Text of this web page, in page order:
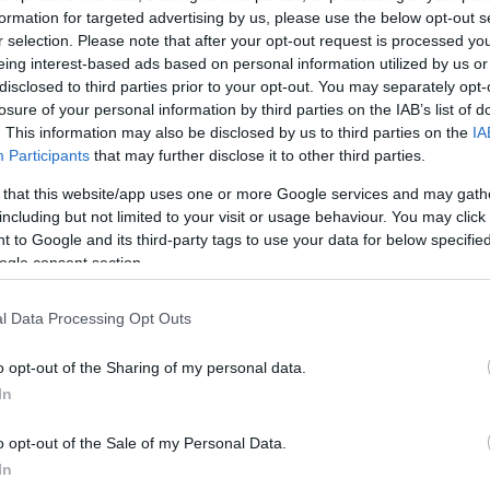
for targeted advertising by us, please use the below opt-out
selection. Please note that after your opt-out request is processed
interest-based ads based on personal information utilized by us
to third parties prior to your opt-out. You may separately
of your personal information by third parties on the IAB’s list of
This information may also be disclosed by us to third parties on the
Participants that may further disclose it to other third parties.
that this website/app uses one or more Google services and may
but not limited to your visit or usage behaviour. You may
to Google and its third-party tags to use your data for below
consent section.
Data Processing Opt Outs
opt-out of the Sharing of my personal data.
opt-out of the Sale of my Personal Data.
Ιταλία, στην 9η η Μάλτα και στη 10η η Σουηδία.
η Φινλανδία ήταν ακόμα στην κορυφή,
τα ποσοστά της σε 43%. Στη 2η θέση ήταν η
νίκης,ακολουθούσε η Ελλάδα στην 3η θέσημε
7%. Στην 5η θέση βρισκόταν η Ρουμανία με 5%
στην 6η η Δανία με 4%, στην 7η η Ιταλία με 3%,
9η η Γαλλία με 2% και στη 10η η Μάλτα με 2%.
τη διεξαγωγή του μεγάλου τελικού η κατάταξη των
ξανά! H Φινλανδία βρίσκεται ακόμα στην πρώτη
σκαρφάλωσε η Βουλγαρία με 8% και η Ελλάδα
πιθανότητα νίκης. Στην 5η θέση βρίσκεται το
η Ρουμανία με 4% πιθανότητες νίκης,
με 4%, στην 7η η Δανία με 3%, στην 8η η Ιταλία